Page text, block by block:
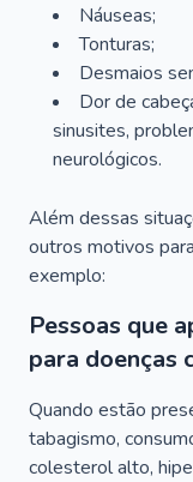
Náuseas;
Tonturas;
Desmaios
Dor de
sinusites,
neurológicos.
Além dessas
outros motivos
exemplo:
Pessoas que
para doenças
Quando estão
tabagismo,
colesterol alto,